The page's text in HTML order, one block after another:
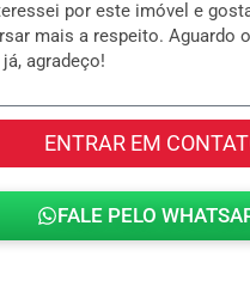
ENTRAR EM
FALE PELO